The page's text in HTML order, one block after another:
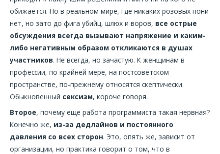
обижается. Но в реальном мире, где никаких розовых пони
нет, но зато до фига убийц, шлюх и воров, все острые
обсуждения всегда вызывают напряжение и каким-
либо негативным образом откликаются в душах
участников. Не всегда, но зачастую. К женщинам в
профессии, по крайней мере, на постсоветском
пространстве, по-прежнему относятся скептически.
Обыкновенный сексизм, короче говоря.
Второе, почему еще работа программиста такая нервная?
Конечно же, из-за дедлайнов и постоянного
давления со всех сторон. Это, опять же, зависит от
организации, но практика говорит о том, что в